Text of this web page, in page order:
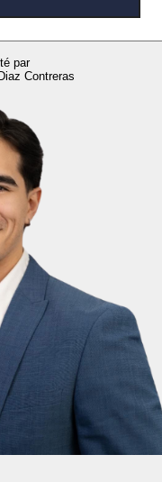
par
Contreras